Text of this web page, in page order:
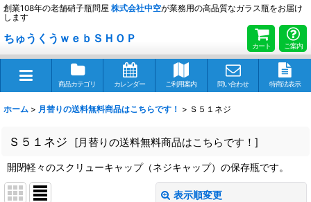
創業108年の老舗硝子瓶問屋 株式会社中空が業務用の高品質なガラス瓶をお届け
します
ちゅうくうｗｅｂＳＨＯＰ
カート ご案内
商品カテゴリ カレンダー ご利用案内 問い合わせ 特商法表示
ホーム > 月替りの送料無料商品はこちらです！ > Ｓ５１ネジ
Ｓ５１ネジ [月替りの送料無料商品はこちらです！ ]
開閉軽々のスクリューキャップ（ネジキャップ）の保存瓶です。
表示順変更